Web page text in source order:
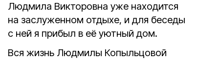
Людмила Викторовна уже находится
на заслуженном отдыхе, и для беседы
с ней я прибыл в её уютный дом.
Вся жизнь Людмилы Копыльцовой